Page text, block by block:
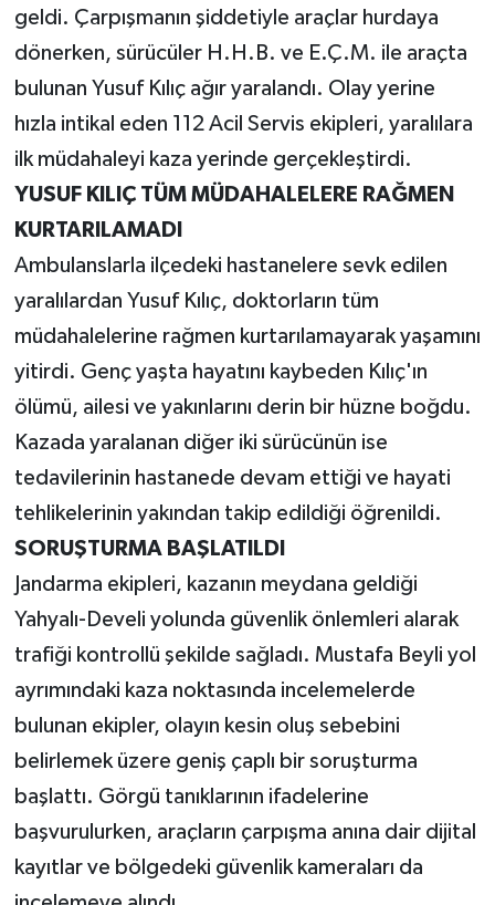
geldi. Çarpışmanın şiddetiyle araçlar hurdaya
dönerken, sürücüler H.H.B. ve E.Ç.M. ile araçta
bulunan Yusuf Kılıç ağır yaralandı. Olay yerine
hızla intikal eden 112 Acil Servis ekipleri, yaralılara
ilk müdahaleyi kaza yerinde gerçekleştirdi.
YUSUF KILIÇ TÜM MÜDAHALELERE RAĞMEN
KURTARILAMADI
Ambulanslarla ilçedeki hastanelere sevk edilen
yaralılardan Yusuf Kılıç, doktorların tüm
müdahalelerine rağmen kurtarılamayarak yaşamını
yitirdi. Genç yaşta hayatını kaybeden Kılıç'ın
ölümü, ailesi ve yakınlarını derin bir hüzne boğdu.
Kazada yaralanan diğer iki sürücünün ise
tedavilerinin hastanede devam ettiği ve hayati
tehlikelerinin yakından takip edildiği öğrenildi.
SORUŞTURMA BAŞLATILDI
Jandarma ekipleri, kazanın meydana geldiği
Yahyalı-Develi yolunda güvenlik önlemleri alarak
trafiği kontrollü şekilde sağladı. Mustafa Beyli yol
ayrımındaki kaza noktasında incelemelerde
bulunan ekipler, olayın kesin oluş sebebini
belirlemek üzere geniş çaplı bir soruşturma
başlattı. Görgü tanıklarının ifadelerine
başvurulurken, araçların çarpışma anına dair dijital
kayıtlar ve bölgedeki güvenlik kameraları da